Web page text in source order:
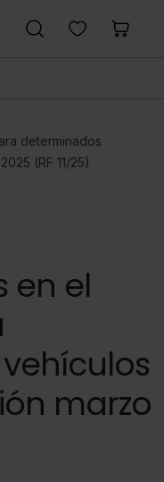
determinados
(RF 11/25)
en el
marzo